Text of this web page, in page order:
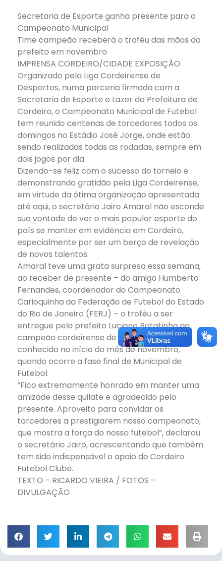
Secretaria de Esporte ganha presente para o
Campeonato Municipal
Time campeão receberá o troféu das mãos do
prefeito em novembro
IMPRENSA CORDEIRO/CIDADE EXPOSIÇÃO
Organizado pela Liga Cordeirense de
Desportos, numa parceria firmada com a
Secretaria de Esporte e Lazer da Prefeitura de
Cordeiro, o Campeonato Municipal de Futebol
tem reunido centenas de torcedores todos os
domingos no Estádio José Jorge, onde estão
sendo realizadas todas as rodadas, sempre em
dois jogos por dia.
Dizendo-se feliz com o sucesso do torneio e
demonstrando gratidão pela Liga Cordeirense,
em virtude da ótima organização apresentada
até aqui, o secretário Jairo Amaral não esconde
sua vontade de ver o mais popular esporte do
país se manter em evidência em Cordeiro,
especialmente por ser um berço de revelação
de novos talentos.
Amaral teve uma grata surpresa essa semana,
ao receber de presente – do amigo Humberto
Fernandes, coordenador do Campeonato
Carioquinha da Federação de Futebol do Estado
do Rio de Janeiro (FERJ) – o troféu a ser
entregue pelo prefeito Luciano Batatinha ao
campeão cordeirense de 2019, que será
conhecido no início do mês de novembro,
quando ocorre a fase final de Municipal de
Futebol.
“Fico extremamente honrado em manter uma
amizade desse quilate e agradecido pelo
presente. Aproveito para convidar os
torcedores a prestigiarem nosso campeonato,
que mostra a força do nosso futebol”, declarou
o secretário Jairo, acrescentando que também
tem sido indispensável o apoio do Cordeiro
Futebol Clube.
TEXTO – RICARDO VIEIRA / FOTOS –
DIVULGAÇÃO